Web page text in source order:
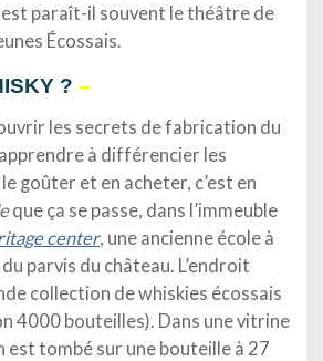
est paraît-il souvent le théâtre de
Écossais.
? –
les secrets de fabrication du
à différencier les
goûter et en acheter, c’est en
que ça se passe, dans l’immeuble
center, une ancienne école à
parvis du château. L’endroit
collection de whiskies écossais
4000 bouteilles). Dans une vitrine
est tombé sur une bouteille à 27